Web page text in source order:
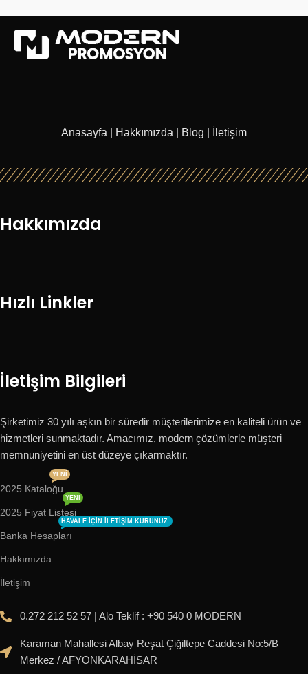
Anasayfa Hakkımızda Blog İletişim
Hakkımızda
Hızlı Linkler
İletişim Bilgileri
Şirketimiz 30 yılı aşkın bir süredir müşterilerimize en kaliteli ürün ve
hizmetleri sunmaktadır. Amacımız, modern çözümlerle müşteri
memnuniyetini en üst düzeye çıkarmaktır.
2025 Kataloğu
YENI
2025 Fiyat Listesi
YENI
Banka Hesapları
HAVALE IÇIN ILETIŞIM KURUNUZ.
Hakkımızda
İletişim
0.272 212 52 57 | Alo Teklif : +90 540 0 MODERN
Karaman Mahallesi Albay Reşat Çiğiltepe Caddesi No:5/B
Merkez / AFYONKARAHİSAR